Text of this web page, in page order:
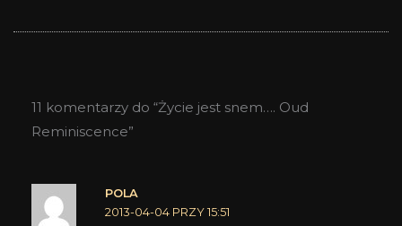
11 komentarzy do “Życie jest snem…. Oud
Reminiscence”
POLA
2013-04-04 PRZY 15:51